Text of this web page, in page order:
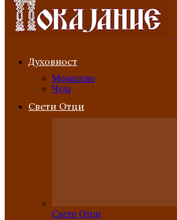
Духовност
Монаштво
Чуда
Свети Отци
Свети Отци